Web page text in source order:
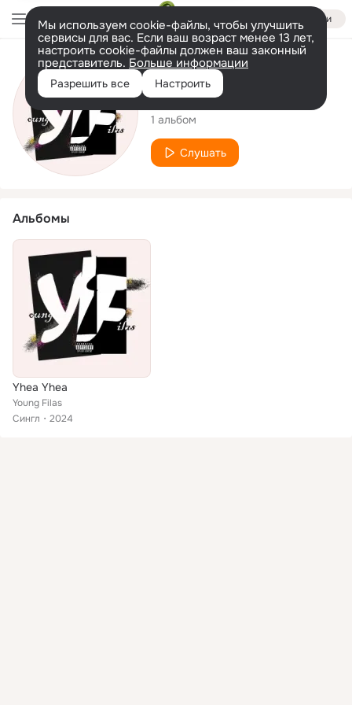
Войти
Мы используем cookie-файлы, чтобы улучшить
сервисы для вас. Если ваш возраст менее 13 лет,
настроить cookie-файлы должен ваш законный
представитель. Больше информации
Разрешить все Настроить
Исполнитель
Young Filas
1 альбом
Слушать
Альбомы
Yhea Yhea
Young Filas
Сингл
2024